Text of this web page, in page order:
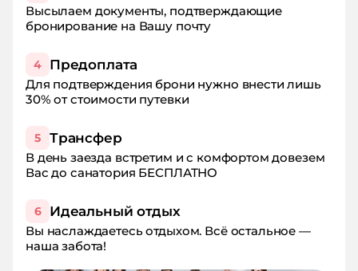
Высылаем документы, подтверждающие
бронирование на Вашу почту
4 Предоплата
Для подтверждения брони нужно внести лишь
30% от стоимости путевки
5 Трансфер
В день заезда встретим и с комфортом довезем
Вас до санатория БЕСПЛАТНО
6 Идеальный отдых
Вы наслаждаетесь отдыхом. Всё остальное —
наша забота!